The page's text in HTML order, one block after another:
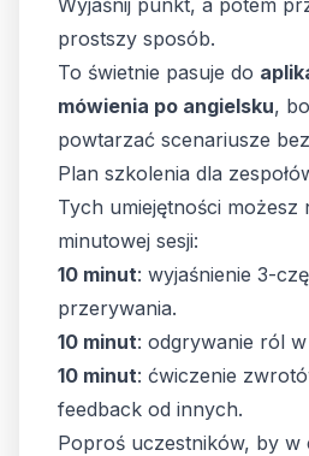
Wyjaśnij punkt, a potem
prostszy sposób.
To świetnie pasuje do
mówienia po angielsku,
powtarzać scenariusze
Plan szkolenia dla
Tych umiejętności możesz
minutowej sesji:
10 minut: wyjaśnienie 3-
przerywania.
10 minut: odgrywanie ról
10 minut: ćwiczenie
feedback od innych.
Poproś uczestników, by w